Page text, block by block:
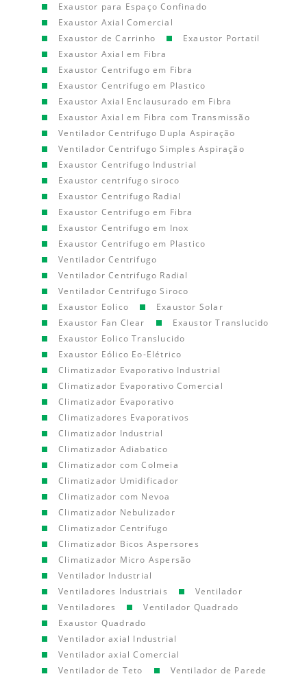
Exaustor para Espaço Confinado
Exaustor Axial Comercial
Exaustor de Carrinho
Exaustor Portatil
Exaustor Axial em Fibra
Exaustor Centrifugo em Fibra
Exaustor Centrifugo em Plastico
Exaustor Axial Enclausurado em Fibra
Exaustor Axial em Fibra com Transmissão
Ventilador Centrifugo Dupla Aspiração
Ventilador Centrifugo Simples Aspiração
Exaustor Centrifugo Industrial
Exaustor centrifugo siroco
Exaustor Centrifugo Radial
Exaustor Centrifugo em Fibra
Exaustor Centrifugo em Inox
Exaustor Centrifugo em Plastico
Ventilador Centrifugo
Ventilador Centrifugo Radial
Ventilador Centrifugo Siroco
Exaustor Eolico
Exaustor Solar
Exaustor Fan Clear
Exaustor Translucido
Exaustor Eolico Translucido
Exaustor Eólico Eo-Elétrico
Climatizador Evaporativo Industrial
Climatizador Evaporativo Comercial
Climatizador Evaporativo
Climatizadores Evaporativos
Climatizador Industrial
Climatizador Adiabatico
Climatizador com Colmeia
Climatizador Umidificador
Climatizador com Nevoa
Climatizador Nebulizador
Climatizador Centrifugo
Climatizador Bicos Aspersores
Climatizador Micro Aspersão
Ventilador Industrial
Ventiladores Industriais
Ventilador
Ventiladores
Ventilador Quadrado
Exaustor Quadrado
Ventilador axial Industrial
Ventilador axial Comercial
Ventilador de Teto
Ventilador de Parede